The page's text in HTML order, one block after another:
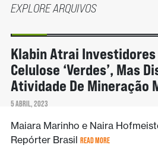
EXPLORE ARQUIVOS
Klabin Atrai Investidores
Celulose ‘verdes’, Mas
Atividade De Mineração
5 ABRIL, 2023
Maiara Marinho e Naira
Repórter Brasil READ MORE